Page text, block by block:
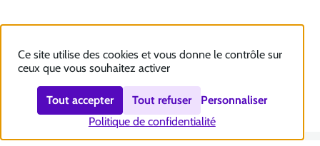
Ce site utilise des cookies et vous donne le contrôle sur
ceux que vous souhaitez activer
Tout accepter Tout refuser
Personnaliser
Politique de confidentialité